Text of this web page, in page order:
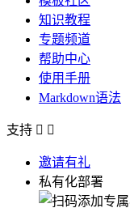
知识教程
专题频道
帮助中心
使用手册
Markdown语法
支持  
邀请有礼
私有化部署